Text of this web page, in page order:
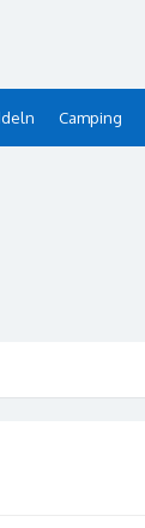
Camping